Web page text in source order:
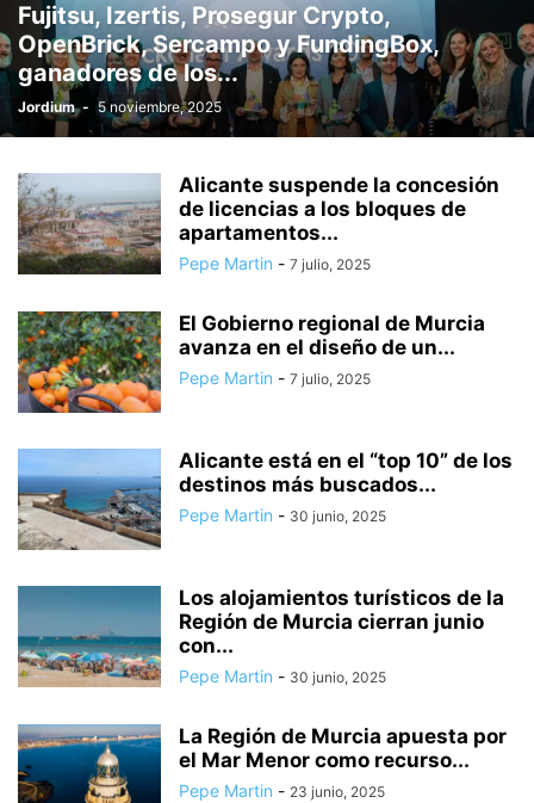
Fujitsu, Izertis, Prosegur Crypto,
OpenBrick, Sercampo y FundingBox,
ganadores de los...
Jordium - 5 noviembre, 2025
Alicante suspende la concesión
de licencias a los bloques de
apartamentos...
Pepe Martin - 7 julio, 2025
El Gobierno regional de Murcia
avanza en el diseño de un...
Pepe Martin - 7 julio, 2025
Alicante está en el “top 10” de los
destinos más buscados...
Pepe Martin - 30 junio, 2025
Los alojamientos turísticos de la
Región de Murcia cierran junio
con...
Pepe Martin - 30 junio, 2025
La Región de Murcia apuesta por
el Mar Menor como recurso...
Pepe Martin - 23 junio, 2025